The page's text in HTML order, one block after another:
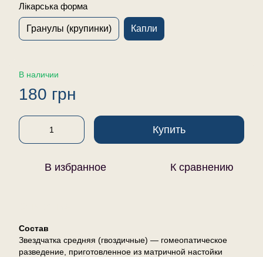
Лікарська форма
Гранулы (крупинки) Капли
В наличии
180 грн
Купить
В избранное К сравнению
Состав
Звездчатка средняя (гвоздичные) — гомеопатическое
разведение, приготовленное из матричной настойки